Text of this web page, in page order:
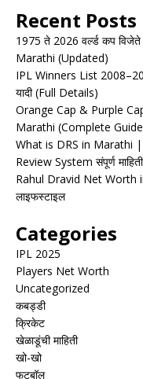
Recent Posts
1975 ते 2026 वर्ल्ड कप
Marathi (Updated)
IPL Winners List
यादी (Full Details)
Orange Cap & Purple
Marathi (Complete
What is DRS in Marathi |
Review System संपूर्ण माहिती
Rahul Dravid Net Worth
लाइफस्टाइल
Categories
IPL 2025
Players Net Worth
Uncategorized
कबड्डी
क्रिकेट
खेळाडूंची माहिती
खो-खो
फुटबॉल